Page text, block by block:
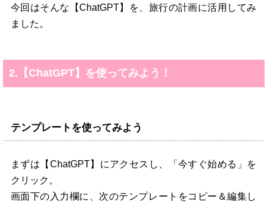
今回はそんな【ChatGPT】を、旅行の計画に活用してみ
ました。
2.【ChatGPT】を使ってみよう！
テンプレートを使ってみよう
まずは【ChatGPT】にアクセスし、「今すぐ始める」を
クリック。
画面下の入力欄に、次のテンプレートをコピー＆編集し